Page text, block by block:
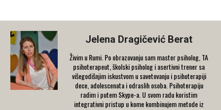
Jelena Dragičević Berat
Živim u Rumi. Po obrazovanju sam master psiholog, TA
psihoterapeut, školski psiholog i asertivni trener sa
višegodišnjim iskustvom u savetovanju i psihoterapiji
dece, adolescenata i odraslih osoba. Psihoterapiju
radim i putem Skype-a. U svom radu koristim
integrativni pristup u kome kombinujem metode iz